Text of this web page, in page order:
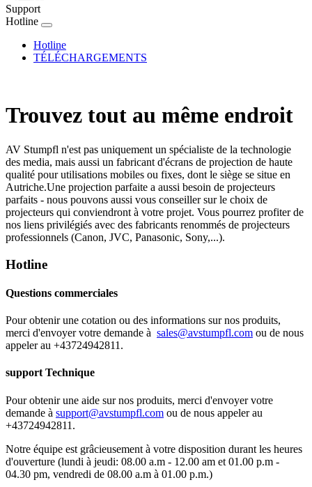
Support
Hotline
Hotline
TÉLÉCHARGEMENTS
Trouvez tout au même endroit
AV Stumpfl n'est pas uniquement un spécialiste de la technologie
des media, mais aussi un fabricant d'écrans de projection de haute
qualité pour utilisations mobiles ou fixes, dont le siège se situe en
Autriche.Une projection parfaite a aussi besoin de projecteurs
parfaits - nous pouvons aussi vous conseiller sur le choix de
projecteurs qui conviendront à votre projet. Vous pourrez profiter de
nos liens privilégiés avec des fabricants renommés de projecteurs
professionnels (Canon, JVC, Panasonic, Sony,...).
Hotline
Questions commerciales
Pour obtenir une cotation ou des informations sur nos produits,
merci d'envoyer votre demande à sales@avstumpfl.com ou de nous
appeler au +43724942811.
support Technique
Pour obtenir une aide sur nos produits, merci d'envoyer votre
demande à support@avstumpfl.com ou de nous appeler au
+43724942811.
Notre équipe est grâcieusement à votre disposition durant les heures
d'ouverture (lundi à jeudi: 08.00 a.m - 12.00 am et 01.00 p.m -
04.30 pm, vendredi de 08.00 a.m à 01.00 p.m.)